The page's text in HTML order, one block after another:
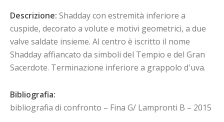
Descrizione: Shadday con estremità inferiore a
cuspide, decorato a volute e motivi geometrici, a due
valve saldate insieme. Al centro è iscritto il nome
Shadday affiancato da simboli del Tempio e del Gran
Sacerdote. Terminazione inferiore a grappolo d'uva.
Bibliografia:
bibliografia di confronto – Fina G/ Lampronti B – 2015